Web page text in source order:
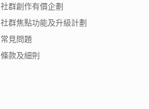
社群創作有價企劃
社群焦點功能及升級計劃
常見問題
條款及細則